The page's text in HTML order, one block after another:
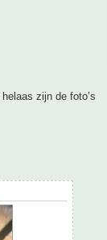
zijn de foto’s